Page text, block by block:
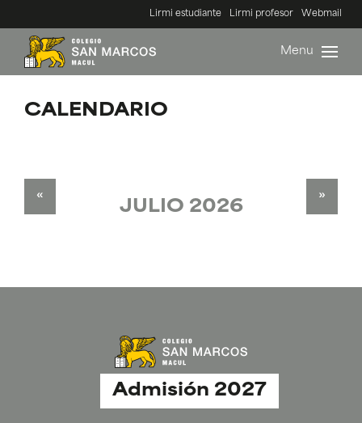
Lirmi estudiante Lirmi profesor Webmail
Menu
CALENDARIO
JULIO 2026
« »
Admisión 2027